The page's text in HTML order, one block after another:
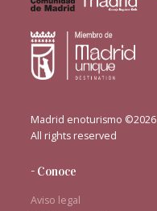
Madrid enoturismo ©2026
All rights reserved
- Conoce
Aviso legal